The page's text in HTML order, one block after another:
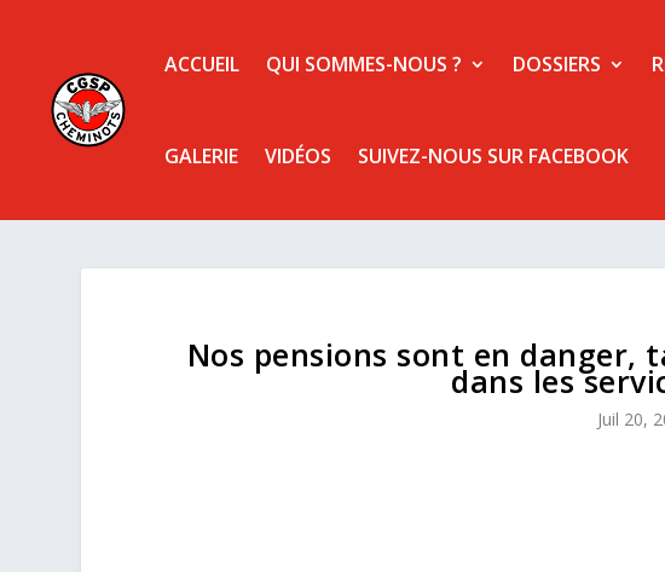
ACCUEIL QUI SOMMES-NOUS ? DOSSIERS
GALERIE VIDÉOS SUIVEZ-NOUS SUR FACEBOOK
Nos pensions sont en danger,
dans les
Juil 20,